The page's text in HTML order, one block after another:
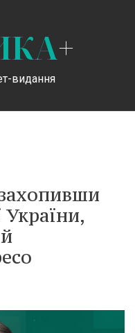
+
видання
України,